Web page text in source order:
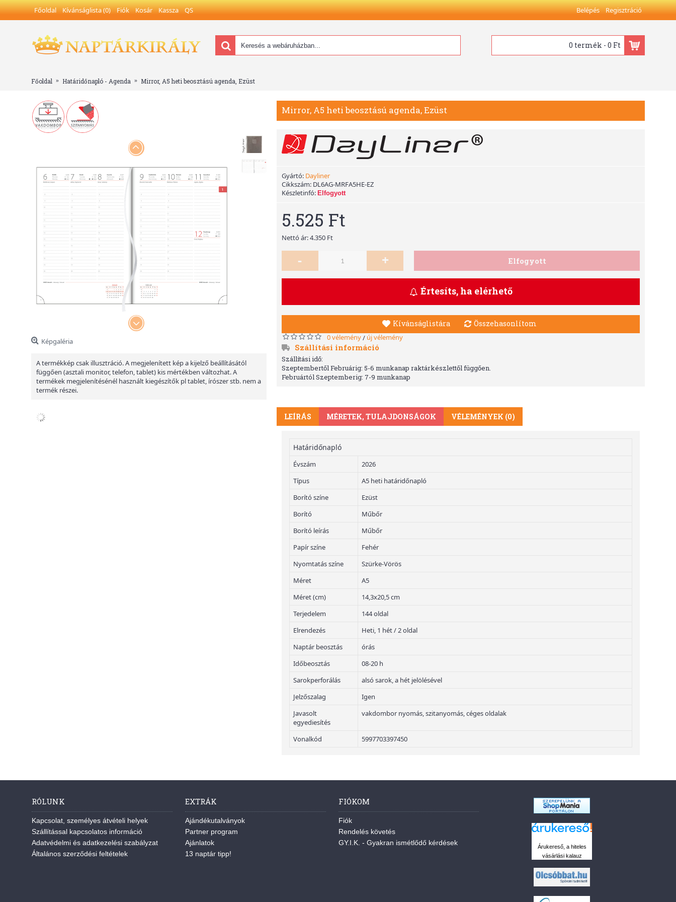
Főoldal Kívánságlista (0) Fiók Kosár Kassza QS Belépés Regisztráció
0 termék - 0 Ft
Főoldal Határidőnapló - Agenda Mirror, A5 heti beosztású agenda, Ezüst
Képgaléria
A termékkép csak illusztráció. A megjelenített kép a kijelző beállításától
függően (asztali monitor, telefon, tablet) kis mértékben változhat. A
termékek megjelenítésénél használt kiegészítők pl tablet, írószer stb. nem a
termék részei.
Mirror, A5 heti beosztású agenda, Ezüst
Gyártó: Dayliner
Cikkszám: DL6AG-MRFA5HE-EZ
Készletinfó: Elfogyott
5.525 Ft
Nettó ár: 4.350 Ft
- + Elfogyott
Értesíts, ha elérhető
Kívánságlistára Összehasonlítom
0 vélemény/ új vélemény
Szállítási információ
Szállítási idő:
Szeptembertől Februárig: 5-6 munkanap raktárkészlettől függően.
Februártól Szeptemberig: 7-9 munkanap
LEÍRÁS MÉRETEK, TULAJDONSÁGOK VÉLEMÉNYEK (0)
Határidőnapló
Évszám
2026
Típus
A5 heti határidőnapló
Borító színe
Ezüst
Borító
Műbőr
Borító leírás
Műbőr
Papír színe
Fehér
Nyomtatás színe
Szürke-Vörös
Méret
A5
Méret (cm)
14,3x20,5 cm
Terjedelem
144 oldal
Elrendezés
Heti, 1 hét / 2 oldal
Naptár beosztás
órás
Időbeosztás
08-20 h
Sarokperforálás
alsó sarok, a hét jelölésével
Jelzőszalag
Igen
Javasolt
egyediesítés
vakdombor nyomás, szitanyomás, céges oldalak
Vonalkód 5997703397450
RÓLUNK
Kapcsolat, személyes átvételi helyek
Szállítással kapcsolatos információ
Adatvédelmi és adatkezelési szabályzat
Általános szerződési feltételek
EXTRÁK
Ajándékutalványok
Partner program
Ajánlatok
13 naptár tipp!
FIÓKOM
Fiók
Rendelés követés
GY.I.K. - Gyakran ismétlődő kérdések
Árukereső, a hiteles
vásárlási kalauz